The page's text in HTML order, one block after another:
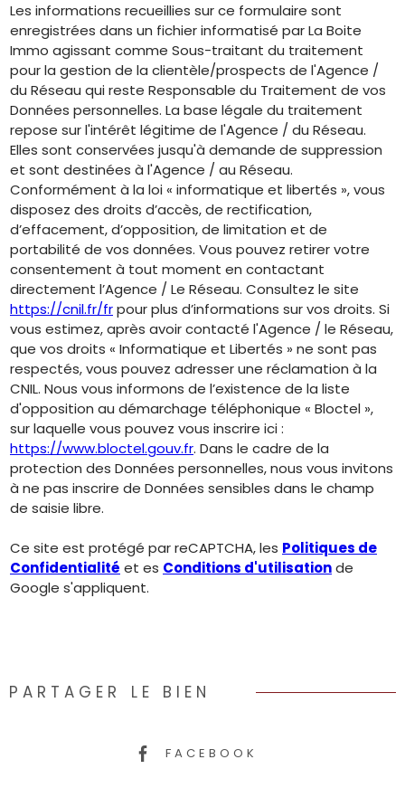
Les informations recueillies sur ce formulaire sont
enregistrées dans un fichier informatisé par La Boite
Immo agissant comme Sous-traitant du traitement
pour la gestion de la clientèle/prospects de l'Agence /
du Réseau qui reste Responsable du Traitement de vos
Données personnelles. La base légale du traitement
repose sur l'intérêt légitime de l'Agence / du Réseau.
Elles sont conservées jusqu'à demande de suppression
et sont destinées à l'Agence / au Réseau.
Conformément à la loi « informatique et libertés », vous
disposez des droits d’accès, de rectification,
d’effacement, d’opposition, de limitation et de
portabilité de vos données. Vous pouvez retirer votre
consentement à tout moment en contactant
directement l’Agence / Le Réseau. Consultez le site
https://cnil.fr/frpour plus d’informations sur vos droits. Si
vous estimez, après avoir contacté l'Agence / le Réseau,
que vos droits « Informatique et Libertés » ne sont pas
respectés, vous pouvez adresser une réclamation à la
CNIL. Nous vous informons de l’existence de la liste
d'opposition au démarchage téléphonique « Bloctel »,
sur laquelle vous pouvez vous inscrire ici :
https://www.bloctel.gouv.fr. Dans le cadre de la
protection des Données personnelles, nous vous invitons
à ne pas inscrire de Données sensibles dans le champ
de saisie libre.
Ce site est protégé par reCAPTCHA, les Politiques de
Confidentialité et es Conditions d'utilisationde
Google s'appliquent.
PARTAGER LE BIEN
FACEBOOK